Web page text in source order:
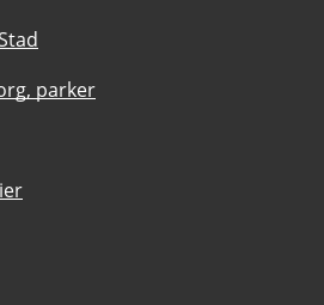
parker